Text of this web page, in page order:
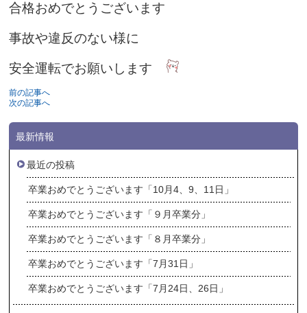
合格おめでとうございます
事故や違反のない様に
安全運転でお願いします
前の記事へ
次の記事へ
最新情報
最近の投稿
卒業おめでとうございます「10月4、9、11日」
卒業おめでとうございます「９月卒業分」
卒業おめでとうございます「８月卒業分」
卒業おめでとうございます「7月31日」
卒業おめでとうございます「7月24日、26日」